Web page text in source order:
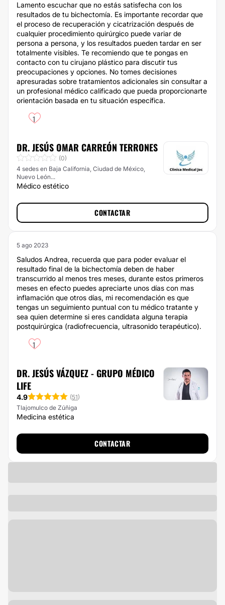
Lamento escuchar que no estás satisfecha con los
resultados de tu bichectomía. Es importante recordar que
el proceso de recuperación y cicatrización después de
cualquier procedimiento quirúrgico puede variar de
persona a persona, y los resultados pueden tardar en ser
totalmente visibles. Te recomiendo que te pongas en
contacto con tu cirujano plástico para discutir tus
preocupaciones y opciones. No tomes decisiones
apresuradas sobre tratamientos adicionales sin consultar a
un profesional médico calificado que pueda proporcionarte
orientación basada en tu situación específica.
1
DR. JESÚS OMAR CARREÓN TERRONES
(0)
4 sedes en Baja California, Ciudad de México,
Nuevo León...
Médico estético
CONTACTAR
5 ago 2023
Saludos Andrea, recuerda que para poder evaluar el
resultado final de la bichectomía deben de haber
transcurrido al menos tres meses, durante estos primeros
meses en efecto puedes apreciarte unos días con mas
inflamación que otros días, mi recomendación es que
tengas un seguimiento puntual con tu médico tratante y
sea quien determine si eres candidata alguna terapia
postquirúrgica (radiofrecuencia, ultrasonido terapéutico).
1
DR. JESÚS VÁZQUEZ - GRUPO MÉDICO
LIFE
4.9 (51)
Tlajomulco de Zúñiga
Medicina estética
CONTACTAR